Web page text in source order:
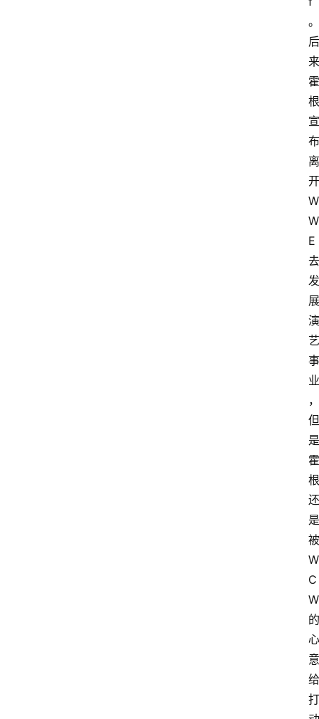
。
后
来
霍
根
宣
布
离
开
W
W
E
去
发
展
演
艺
事
业
，
但
是
霍
根
还
是
被
W
C
W
的
心
意
给
打